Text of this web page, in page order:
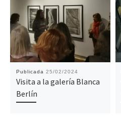
Publicada 25/02/2024
Visita a la galería Blanca
Berlín